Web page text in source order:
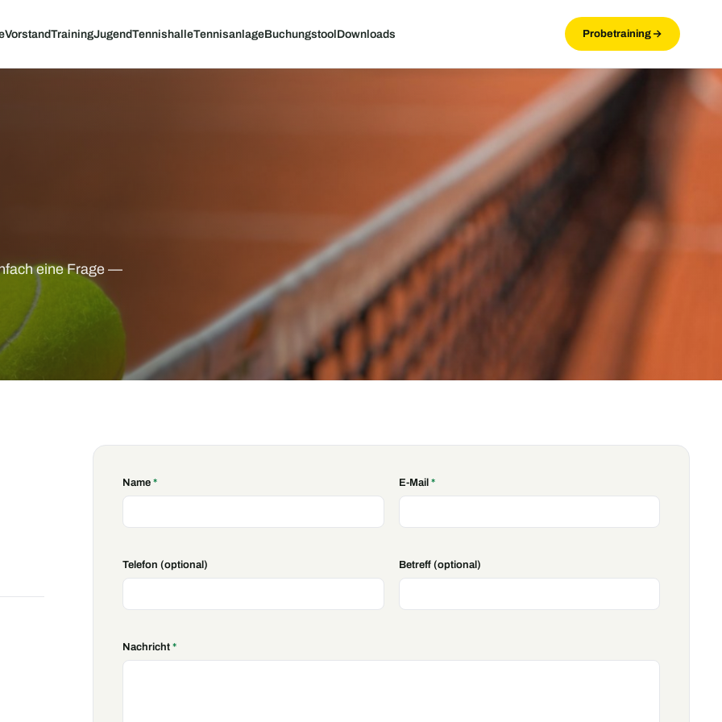
VorstandTrainingJugendTennishalleTennisanlageBuchungstoolDownloads Probetraining
eine Frage —
Name* E-Mail *
Telefon (optional) Betreff (optional)
Nachricht*